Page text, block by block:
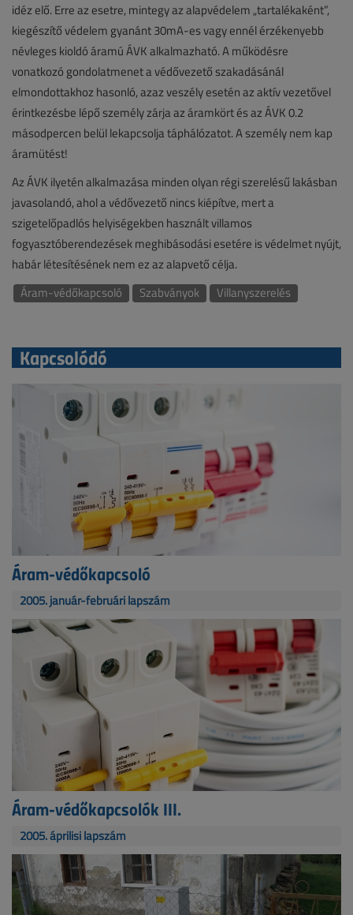
idéz elő. Erre az esetre, mintegy az alapvédelem „tartalékaként”,
kiegészítő védelem gyanánt 30mA-es vagy ennél érzékenyebb
névleges kioldó áramú ÁVK alkalmazható. A működésre
vonatkozó gondolatmenet a védővezető szakadásánál
elmondottakhoz hasonló, azaz veszély esetén az aktív vezetővel
érintkezésbe lépő személy zárja az áramkört és az ÁVK 0.2
másodpercen belül lekapcsolja táphálózatot. A személy nem kap
áramütést!
Az ÁVK ilyetén alkalmazása minden olyan régi szerelésű lakásban
javasolandó, ahol a védővezető nincs kiépítve, mert a
szigetelőpadlós helyiségekben használt villamos
fogyasztóberendezések meghibásodási esetére is védelmet nyújt,
habár létesítésének nem ez az alapvető célja.
Áram-védőkapcsoló
Szabványok Villanyszerelés
Kapcsolódó
Áram-védőkapcsoló
2005. január-februári lapszám
Áram-védőkapcsolók III.
2005. áprilisi lapszám